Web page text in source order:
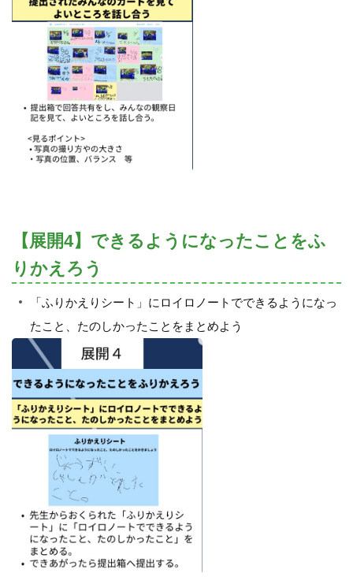
【展開4】できるようになったことをふ
りかえろう
「ふりかえりシート」にロイロノートでできるようになっ
たこと、たのしかったことをまとめよう